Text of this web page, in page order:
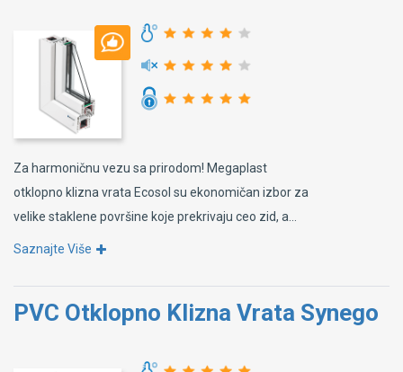
Za harmoničnu vezu sa prirodom! Megaplast
otklopno klizna vrata Ecosol su ekonomičan izbor za
velike staklene površine koje prekrivaju ceo zid, a...
Saznajte Više
PVC Otklopno Klizna Vrata Synego